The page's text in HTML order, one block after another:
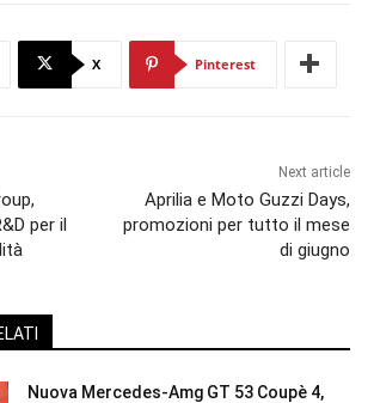
X Pinterest
per il
Next article
Aprilia e Moto Guzzi Days,
promozioni per tutto il mese
di giugno
Nuova Mercedes-Amg GT 53 Coupè 4,